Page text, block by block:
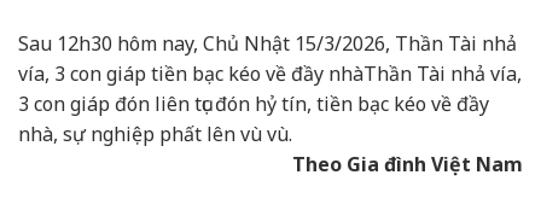
Sau 12h30 hôm nay, Chủ Nhật 15/3/2026, Thần Tài nhả
vía, 3 con giáp tiền bạc kéo về đầy nhàThần Tài nhả vía,
3 con giáp đón liên tục đón hỷ tín, tiền bạc kéo về đầy
nhà, sự nghiệp phất lên vù vù.
Theo Gia đình Việt Nam